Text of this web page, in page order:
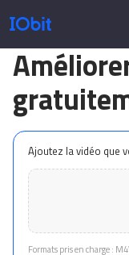
Produits
Boutique
Centre de
Ajoutez la vidéo que
Formats pris en charge :